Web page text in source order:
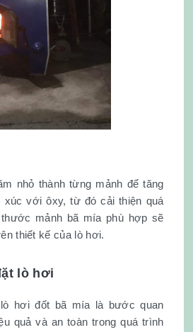
nhỏ thành từng mảnh để tăng
xúc với ôxy, từ đó cải thiện quá
mảnh bã mía phù hợp sẽ
thiết kế của lò hơi.
lò hơi
hơi đốt bã mía là bước quan
quả và an toàn trong quá trình